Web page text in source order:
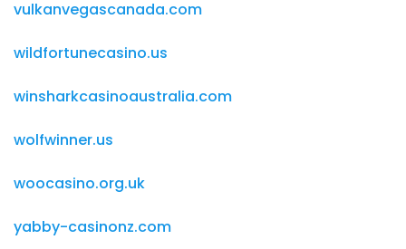
vulkanvegascanada.com
wildfortunecasino.us
winsharkcasinoaustralia.com
wolfwinner.us
woocasino.org.uk
yabby-casinonz.com